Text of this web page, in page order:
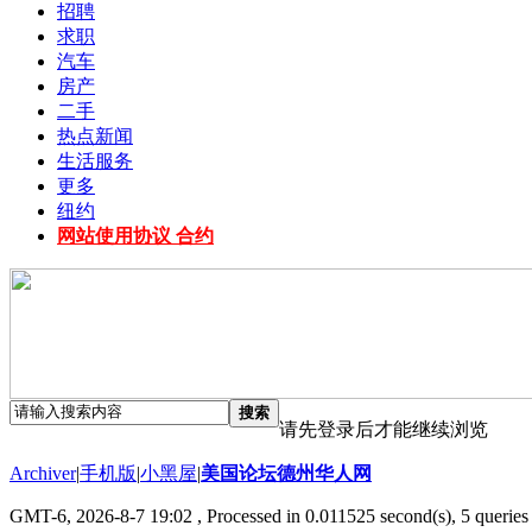
招聘
求职
汽车
房产
二手
热点新闻
生活服务
更多
纽约
网站使用协议 合约
搜索
请先登录后才能继续浏览
Archiver|手机版|小黑屋|美国论坛德州华人网
GMT-6, 2026-8-7 19:02 , Processed in 0.011525 second(s), 5 queries